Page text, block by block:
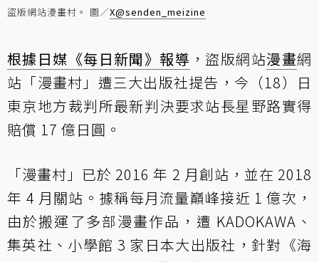
盜版網站漫畫村。 圖／X@senden_meizine
根據日媒《每日新聞》報導 ，盜版網站漫畫網
站「漫畫村」遭三大出版社提告，今（18）日
東京地方裁判所最新判決要求站長星野路實得
賠償 17 億日圓。
「漫畫村」已於 2016 年 2 月創站，並在 2018
年 4 月關站。據稱每月流量巔峰接近 1 億次，
由於搬運了多部漫畫作品，遭 KADOKAWA、
集英社、小學館 3 家日本大出版社，針對《海